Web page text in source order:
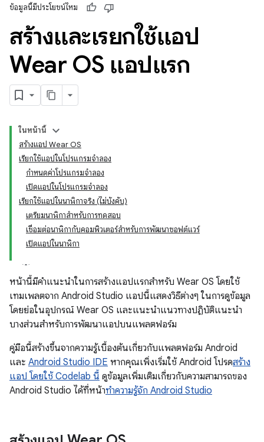
ข้อมูลนี้มีประโยชน์ไหม
สร้างและเรียกใช้แอป
Wear OS แอปแรก
ในหน้านี้
สร้างแอป Wear OS
เรียกใช้แอปในโปรแกรมจำลอง
กำหนดค่าโปรแกรมจำลอง
เปิดแอปในโปรแกรมจำลอง
เรียกใช้แอปในนาฬิกาจริง (ไม่บังคับ)
เตรียมนาฬิกาสำหรับการทดสอบ
เชื่อมต่อนาฬิกากับคอมพิวเตอร์สำหรับการพัฒนาซอฟต์แวร์
เปิดแอปในนาฬิกา
หน้านี้มีคำแนะนำในการสร้างแอปแรกสำหรับ Wear OS โดยใช้
เทมเพลตจาก Android Studio แอปนี้แสดงวิธีต่างๆ ในการดูข้อมูล
โดยย่อในอุปกรณ์ Wear OS และแนะนำแนวทางปฏิบัติแนะนำ
บางส่วนสำหรับการพัฒนาแอปบนแพลตฟอร์ม
คู่มือนี้สร้างขึ้นจากความรู้เบื้องต้นเกี่ยวกับแพลตฟอร์ม Android
และ Android Studio IDE หากคุณเพิ่งเริ่มใช้ Android โปรดสร้าง
แอป โดยใช้ Codelab นี้ ดูข้อมูลเพิ่มเติมเกี่ยวกับความสามารถของ
Android Studio ได้ที่หน้าทำความรู้จัก Android Studio